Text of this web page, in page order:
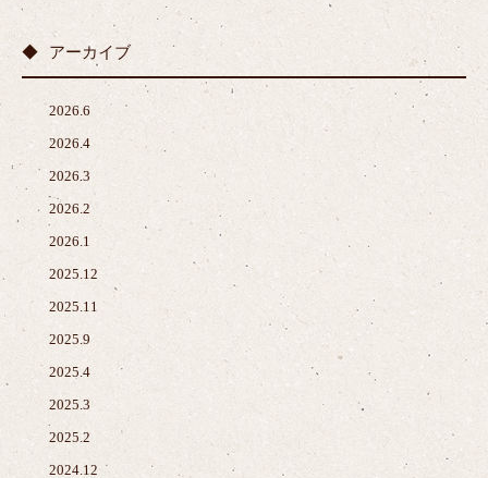
アーカイブ
2026.6
2026.4
2026.3
2026.2
2026.1
2025.12
2025.11
2025.9
2025.4
2025.3
2025.2
2024.12